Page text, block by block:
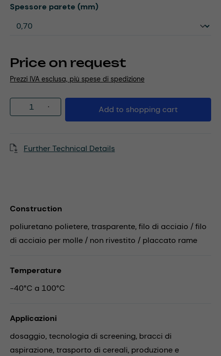
Price on request
Prezzi IVA esclusa, più spese di spedizione
Select
Spessore parete (mm)
Product Quantity: Enter the desired
Add to shopping cart
Further Technical Details
Construction
poliuretano polietere, trasparente, filo di acciaio / filo
di acciaio per molle / non rivestito / placcato rame
Temperature
-40°C a 100°C
Applicazioni
dosaggio,tecnologia di screening, bracci di
aspirazione,trasporto di cereali, produzione e